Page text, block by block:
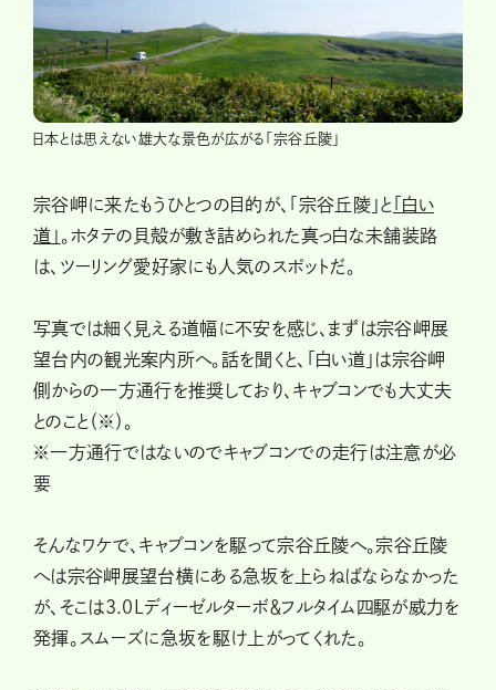
日本とは思えない雄大な景色が広がる「宗谷丘陵」
宗谷岬に来たもうひとつの目的が、「宗谷丘陵」と
「白い
道」 。ホタテの貝殻が敷き詰められた真っ白な未舗装路
は、ツーリング愛好家にも人気のスポットだ。
写真では細く見える道幅に不安を感じ、まずは宗谷岬展
望台内の観光案内所へ。話を聞くと、「白い道」は宗谷岬
側からの一方通行を推奨しており、キャブコンでも大丈夫
とのこと（※）。
※一方通行ではないのでキャブコンでの走行は注意が必
要
そんなワケで、キャブコンを駆って宗谷丘陵へ。宗谷丘陵
へは宗谷岬展望台横にある急坂を上らねばならなかった
が、そこは3.0Lディーゼルターボ＆フルタイム四駆が威力を
発揮。スムーズに急坂を駆け上がってくれた。